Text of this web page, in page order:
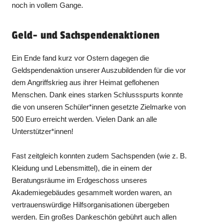
noch in vollem Gange.
Geld- und Sachspendenaktionen
Ein Ende fand kurz vor Ostern dagegen die
Geldspendenaktion unserer Auszubildenden für die vor
dem Angriffskrieg aus ihrer Heimat geflohenen
Menschen. Dank eines starken Schlussspurts konnte
die von unseren Schüler*innen gesetzte Zielmarke von
500 Euro erreicht werden. Vielen Dank an alle
Unterstützer*innen!
Fast zeitgleich konnten zudem Sachspenden (wie z. B.
Kleidung und Lebensmittel), die in einem der
Beratungsräume im Erdgeschoss unseres
Akademiegebäudes gesammelt worden waren, an
vertrauenswürdige Hilfsorganisationen übergeben
werden. Ein großes Dankeschön gebührt auch allen